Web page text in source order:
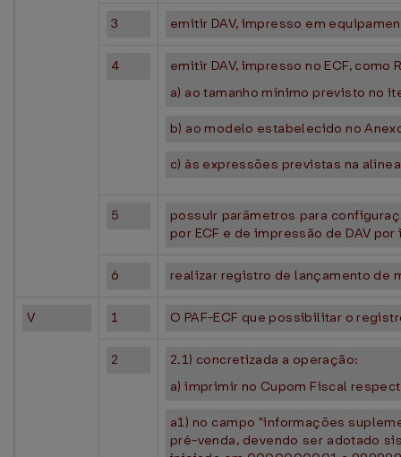
3 emitir DAV, impresso em
4
emitir DAV, impresso no ECF,
a) ao tamanho mínimo previsto no
b) ao modelo estabelecido no
c) às expressões previstas na
5
possuir parâmetros para
por ECF e de impressão de DAV
6 realizar registro de lançamento de
V 1 O PAF-ECF que possibilitar o
2
2.1) concretizada a operação:
a) imprimir no Cupom Fiscal
a1) no campo "informações
pré-venda, devendo ser adotado